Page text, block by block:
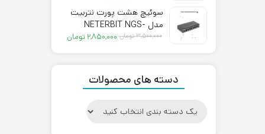
سوئیچ هشت پورت نتربیت
مدل NETERBIT NGS-
1008E-A
۳,۵۰۰,۰۰۰تومان
قیمت
بود.
۲,۸۵۰,۰۰۰ تومان
قیمت
دسته های محصولات